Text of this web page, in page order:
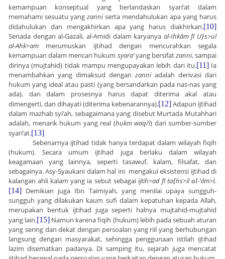
kemampuan konseptual yang berlandaskan syari’at dalam
memahami sesuatu yang zanniserta mendahulukan apa yang harus
didahulukan dan mengakhirkan apa yang harus diakhirkan.[10]
Senada dengan al-Gazali, al-Amidi dalam karyanya al-Ihkām fī U}s>ul
al-Ahk>am merumuskan ijtihad dengan mencurahkan segala
kemampuan dalam mencari hukum syara’yang bersifatzanni, sampai
dirinya (mujtahid) tidak mampu mengupayakan lebih dari itu.[11]Ia
menambahkan yang dimaksud dengan zanniadalah derivasi dari
hukum yang ideal atau pasti (yang bersandarkan pada nas-nas yang
ada), dan dalam prosesnya harus dapat diterima akal atau
dimengerti, dan dihayati (diterima kebenarannya).[12]Adapun ijtihad
dalam mazhab syi’ah, sebagaimana yang disebut Murtada Mutahhari
adalah, menarik hukum yang real (hukm waqi’i) dari sumber-sumber
syari’at.[13]
Sebenarnya ijtihad tidak hanya terdapat dalam wilayah fiqih
(hukum). Secara umum ijtihad juga berlaku dalam wilayah
keagamaan yang lainnya, seperti tasawuf, kalam, filsafat, dan
sebagainya. Asy-Syaukani dalam hal ini mengakui eksistensi ijtihad di
kalangan ahli kalam yang ia sebut sebagai ijtih>ad fī ta{hs>ilal-‘ilm>i.
[14] Demikian juga Ibn Taimiyah, yang menilai upaya sungguh-
sungguh yang dilakukan kaum sufi dalam kepatuhan kepada Allah,
merupakan bentuk ijtihad juga seperti halnya mujtahid-mujtahid
yang lain.[15] Namun karena fiqih (hukum) lebih pada sebuah aturan
yang sering dan dekat dengan persoalan yang riil yang berhubungan
langsung dengan masyarakat, sehingga penggunaan istilah ijtihad
lazim disematkan padanya. Di samping itu, sejarah juga mencatat